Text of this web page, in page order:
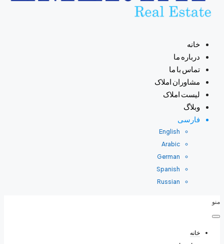
خانه
درباره ما
تماس با ما
مشاوران املاک
لیست املاک
وبلاگ
فارسی
English
Arabic
German
Spanish
Russian
منو
خانه